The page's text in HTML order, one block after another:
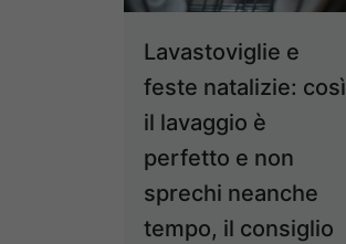
Lavastoviglie e
feste natalizie: così
il lavaggio è
perfetto e non
sprechi neanche
tempo, il consiglio